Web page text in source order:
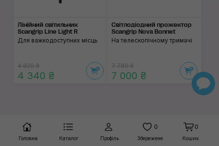
Лінійний світильник
Scangrip Line Light R
Для важкодоступних місць
4 820 ₴
4 340 ₴
Світлодіодний прожектор
Scangrip Nova Bonnet
На телескопічному тримачі
7 780 ₴
7 000 ₴
Головна Каталог Профіль
0
Збережене
0
Кошик